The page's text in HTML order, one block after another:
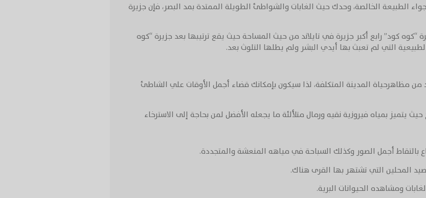
الطبيعة الخالصة، وحدك حيث الغابات والشواطئ الطويلة الممتدة بمد البصر، فإن جزيرة
كود” رابع أكبر جزيرة في تايلاند من حيث المساحة حيث يقع ترتيبها بعد جزيرة “كوه
التي لم تعبث بها أيدي البشر ولم يطلها التلوث بعد.
مظاهرحياة المدينة المتكلفة، لذا سيكون بإمكانك قضاء أجمل الأوقات علي الشاطئ
بمياه فيروزية نقيه ورمال متلألئة ما يجعله الأفضل لمن بحاجة إلى الاسترخاء
بالتقاط أجمل الصور وكذلك السباحة في مياهه المنعشة والمتجددة.
المحلين التي تشتهر بها القرى هناك.
ومشاهده الحيوانات البرية.